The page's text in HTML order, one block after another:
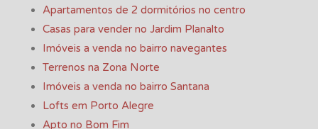
Apartamentos de 2 dormitórios no centro
Casas para vender no Jardim Planalto
Imóveis a venda no bairro navegantes
Terrenos na Zona Norte
Imóveis a venda no bairro Santana
Lofts em Porto Alegre
Apto no Bom Fim